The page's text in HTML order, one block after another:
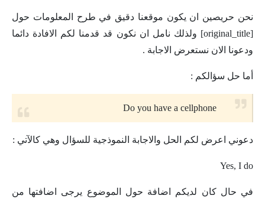
نحن حريصين ان يكون موقعنا دقيق في طرح المعلومات حول
[original_title] ولذلك نامل ان نكون قد قدمنا لكم الافادة دائما
ودعونا الان نستعرض الاجابة .
أما حل سؤالكم :
Do you have a cellphone
دعوني اعرض لكم الحل والاجابة النموذجية للسؤال وهي كالآتي :
Yes, I do
في حال كان لديكم اضافة حول الموضوع يرجى اضافتها من